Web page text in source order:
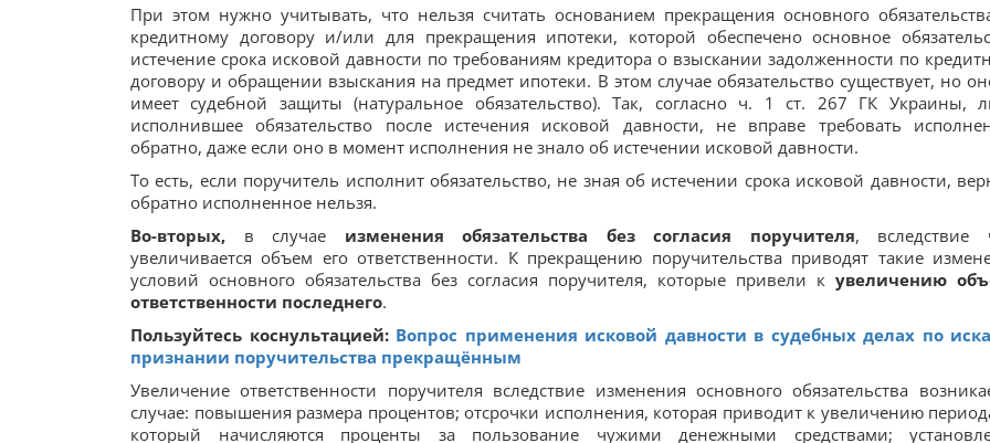
При этом нужно учитывать, что нельзя считать основанием прекращения основного
кредитному договору и/или для прекращения ипотеки, которой обеспечено основное
истечение срока исковой давности по требованиям кредитора о взыскании задолженности по
договору и обращении взыскания на предмет ипотеки. В этом случае обязательство существует, но
имеет судебной защиты (натуральное обязательство). Так, согласно ч. 1 ст. 267 ГК Украины,
исполнившее обязательство после истечения исковой давности, не вправе требовать
обратно, даже если оно в момент исполнения не знало об истечении исковой давности.
То есть, если поручитель исполнит обязательство, не зная об истечении срока исковой давности,
обратно исполненное нельзя.
Во-вторых, в случае изменения обязательства без согласия поручителя, вследствие
увеличивается объем его ответственности. К прекращению поручительства приводят такие
условий основного обязательства без согласия поручителя, которые привели к увеличению
ответственности последнего.
Пользуйтесь коснультацией: Вопрос применения исковой давности в судебных делах по
признании поручительства прекращённым
Увеличение ответственности поручителя вследствие изменения основного обязательства
случае: повышения размера процентов; отсрочки исполнения, которая приводит к увеличению
который начисляются проценты за пользование чужими денежными средствами;